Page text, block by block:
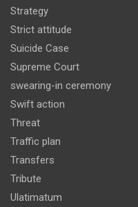
Strategy
Strict attitude
Suicide Case
Supreme Court
swearing-in ceremony
Swift action
Threat
Traffic plan
Transfers
Tribute
Ulatimatum